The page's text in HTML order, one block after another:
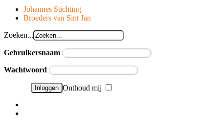
Johannes Stichting
Broeders van Sint Jan
Zoeken...
Gebruikersnaam
Wachtwoord
Onthoud mij